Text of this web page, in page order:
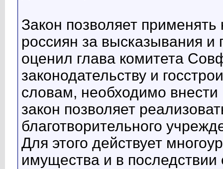
Закон позволяет
россиян за высказывания и
оценил глава комитета
законодательству и
словам, необходимо внести
закон позволяет
благотворительного
Для этого действует
имущества и в